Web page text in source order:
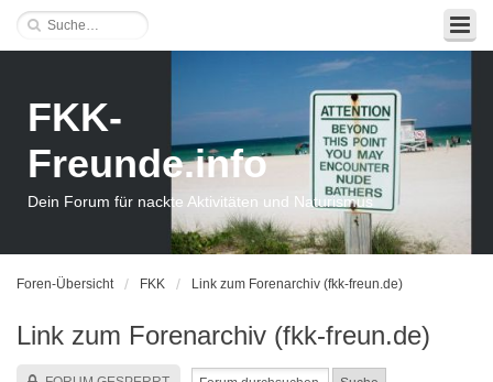
FKK-
Freunde.info
Dein Forum für nackte Aktivitäten und Naturismus
Foren-Übersicht FKK Link zum Forenarchiv (fkk-freun.de)
Link zum Forenarchiv (fkk-freun.de)